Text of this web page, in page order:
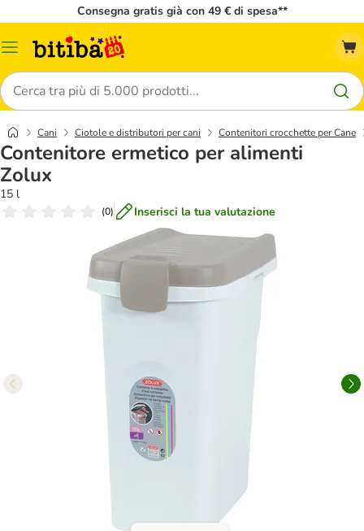
Consegna gratis già con 49 € di spesa**
Overview
Cerca
Cani Ciotole e distributori per cani Contenitori crocchette per Cane
Contenitore ermetico per alimenti
Zolux
15 l
(0) Inserisci la tua valutazione